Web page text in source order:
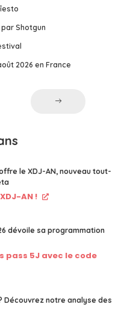
Shotgun
2026 en France
le XDJ-AN, nouveau tout-
AN !
dévoile sa programmation
pass 5J avec le code
Découvrez notre analyse des